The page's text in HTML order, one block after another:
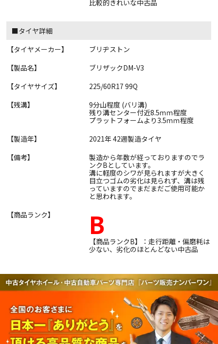
比較的きれいな中古品
■タイヤ詳細
【タイヤメーカー】
ブリヂストン
【製品名】
ブリザックDM-V3
【タイヤサイズ】
225/60R17 99Q
【残溝】
9分山程度 (バリ溝)
残り溝センター付近8.5ｍｍ程度
プラットフォームより3.5ｍｍ程度
【製造年】
2021年 42週製造タイヤ
【備考】
製造から年数が経っておりますのでラ
ンクBとしています。
溝に軽度のシワが見られますが大きく
目立つゴムの劣化は見られず、溝は残
っていますのでまだまだご使用可能か
と思われます。
【商品ランク】
B
【商品ランクB】：走行距離・偏磨耗は
少ない、劣化のほとんどない中古品